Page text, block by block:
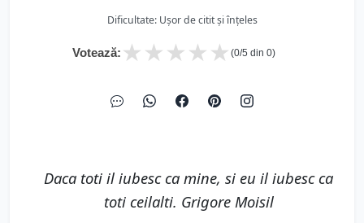
Dificultate: Ușor de citit și înțeles
Votează: ★
★
★
★
★ (0/5 din 0)
Daca toti il iubesc ca mine, si eu il iubesc ca
toti ceilalti. Grigore Moisil